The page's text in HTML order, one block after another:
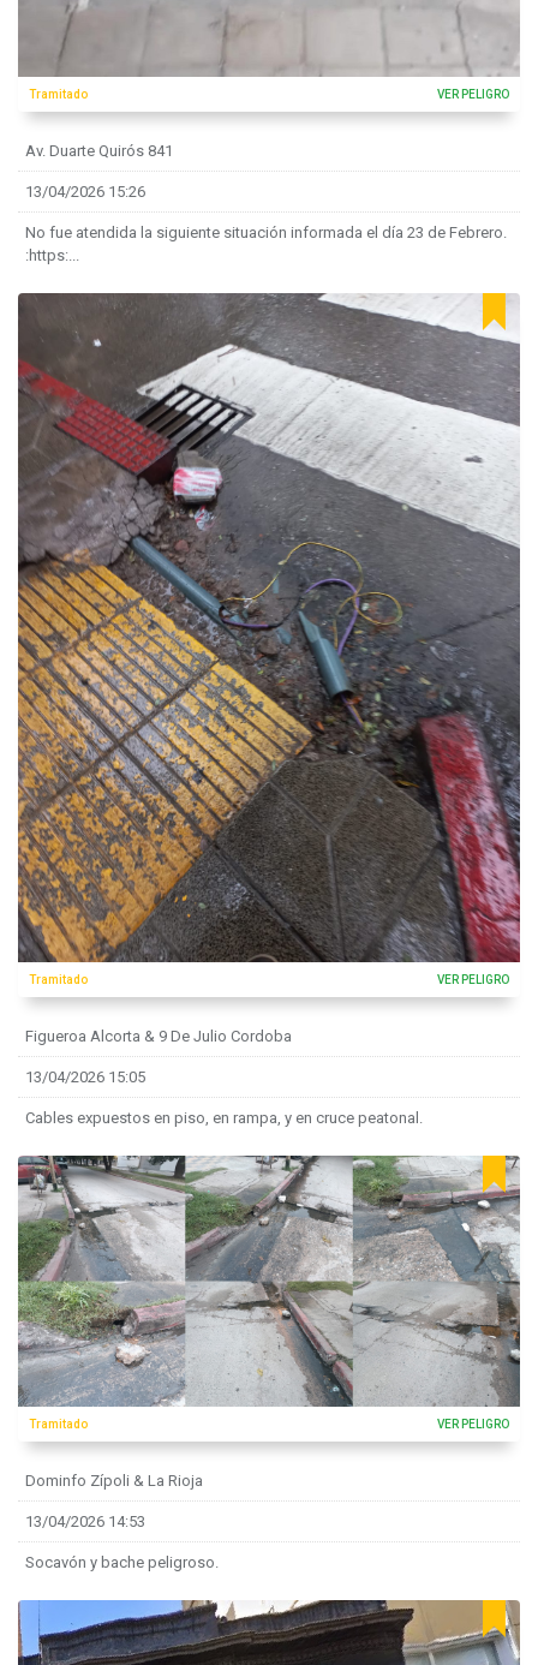
Tramitado VER PELIGRO
Av. Duarte Quirós 841
13/04/2026 15:26
No fue atendida la siguiente situación informada el día 23 de Febrero.
:https:...
Tramitado VER PELIGRO
Figueroa Alcorta & 9 De Julio Cordoba
13/04/2026 15:05
Cables expuestos en piso, en rampa, y en cruce peatonal.
Tramitado VER PELIGRO
Dominfo Zípoli & La Rioja
13/04/2026 14:53
Socavón y bache peligroso.